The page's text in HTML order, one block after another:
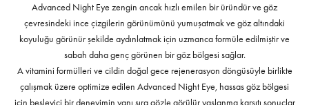
Advanced Night Eye zengin ancak hızlı emilen bir üründür ve göz
çevresindeki ince çizgilerin görünümünü yumuşatmak ve göz altındaki
koyuluğu görünür şekilde aydınlatmak için uzmanca formüle edilmiştir ve
sabah daha genç görünen bir göz bölgesi sağlar.
A vitamini formülleri ve cildin doğal gece rejenerasyon döngüsüyle birlikte
çalışmak üzere optimize edilen Advanced Night Eye, hassas göz bölgesi
için besleyici bir deneyimin yanı sıra gözle görülür yaşlanma karşıtı sonuçlar